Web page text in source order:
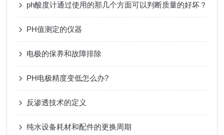
ph酸度计通过使用的那几个方面可以判断质量的好坏？
PH值测定的仪器
电极的保养和故障排除
PH电极精度变低怎么办?
反渗透技术的定义
纯水设备耗材和配件的更换周期